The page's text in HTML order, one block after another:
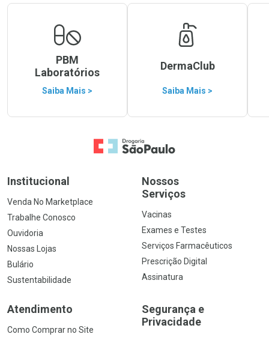
PBM
Laboratórios
Saiba Mais >
DermaClub
Saiba Mais >
Ir para a Home
Institucional
Venda No Marketplace
Trabalhe Conosco
Ouvidoria
Nossas Lojas
Bulário
Sustentabilidade
Nossos
Serviços
Vacinas
Exames e Testes
Serviços Farmacêuticos
Prescrição Digital
Assinatura
Atendimento
Como Comprar no Site
Segurança e
Privacidade